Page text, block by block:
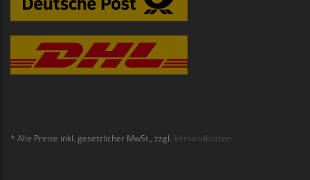
* Alle Preise inkl. gesetzlicher MwSt., zzgl. Versandkosten